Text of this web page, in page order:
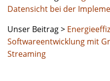
Datensicht bei der
Unser Beitrag >
Softwareentwicklung mit
Streaming